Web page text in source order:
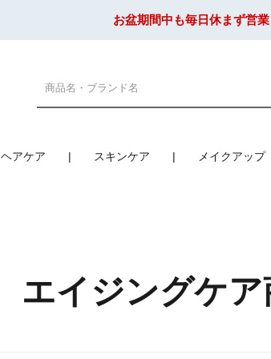
お盆期間中も毎日休まず営
ヘアケア スキンケア メイクアップ
エイジングケ